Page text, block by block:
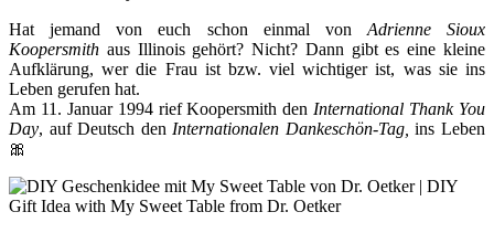
Hat jemand von euch schon einmal von Adrienne Sioux
Koopersmith aus Illinois gehört? Nicht? Dann gibt es eine kleine
Aufklärung, wer die Frau ist bzw. viel wichtiger ist, was sie ins
Leben gerufen hat.
Am 11. Januar 1994 rief Koopersmith den International Thank You
Day, auf Deutsch den Internationalen Dankeschön-Tag,ins Leben
🎀